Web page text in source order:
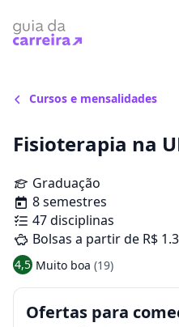
Cursos e mensalidades
Fisioterapia na
Graduação
8 semestres
47 disciplinas
Bolsas a partir de R$
4,5 Muito boa (19)
Ofertas para